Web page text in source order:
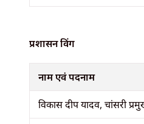
प्रशासन विंग
नाम एवं पदनाम
विकास दीप यादव, चांसरी